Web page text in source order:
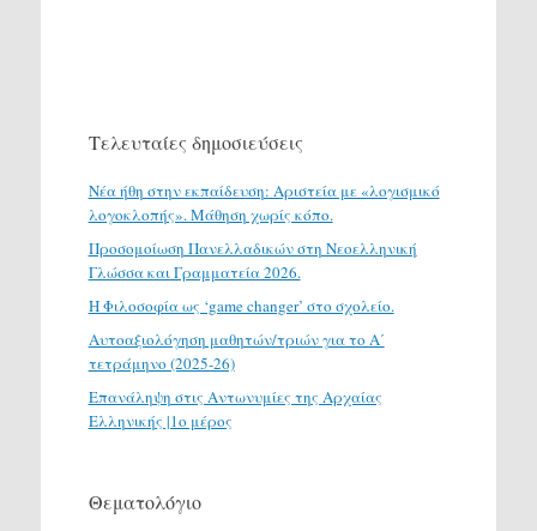
Τελευταίες δημοσιεύσεις
Νέα ήθη στην εκπαίδευση: Αριστεία με «λογισμικό
λογοκλοπής». Μάθηση χωρίς κόπο.
Προσομοίωση Πανελλαδικών στη Νεοελληνική
Γλώσσα και Γραμματεία 2026.
H Φιλοσοφία ως ‘game changer’ στο σχολείο.
Αυτοαξιολόγηση μαθητών/τριών για το Α΄
τετράμηνο (2025-26)
Επανάληψη στις Αντωνυμίες της Αρχαίας
Ελληνικής |1ο μέρος
Θεματολόγιο